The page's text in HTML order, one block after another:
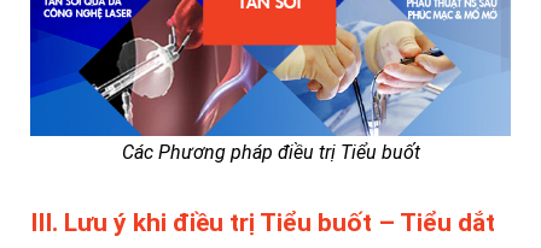
Các Phương pháp điều trị Tiểu buốt
III. Lưu ý khi điều trị Tiểu buốt – Tiểu dắt